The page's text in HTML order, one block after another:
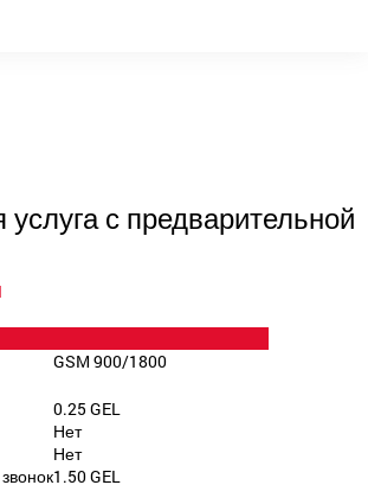
услуга с предварительной
GSM 900/1800
0.25 GEL
Нет
Нет
1.50 GEL